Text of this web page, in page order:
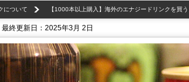
について 【1000本以上購入】海外のエナジードリンクを買
終更新日：2025年3月 2日